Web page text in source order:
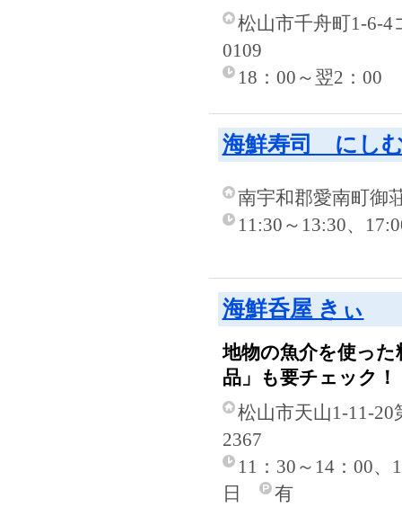
松山市千舟町1-6-4
0109
18：00～翌2：00
海鮮寿司 にし
南宇和郡愛南町御
11:30～13:30、
海鮮呑屋 きぃ
地物の魚介を使っ
品」も要チェック！
松山市天山1-11-
2367
11：30～14：00
日
有